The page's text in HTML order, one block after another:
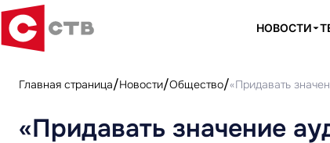
НОВОСТИ
Главная страница Новости Общество «Придавать
«Придавать значение